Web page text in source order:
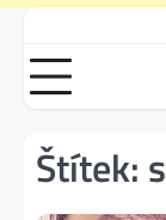
content
Štítek: